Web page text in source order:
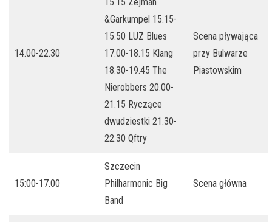
14.00-22.30
&Garkumpel 15.15-
15.50 LUZ Blues
17.00-18.15 Klang
18.30-19.45 The
Nierobbers 20.00-
21.15 Ryczące
dwudziestki 21.30-
22.30 Qftry
Scena pływająca
przy Bulwarze
Piastowskim
15:00-17.00
Szczecin
Philharmonic Big
Band
Scena główna